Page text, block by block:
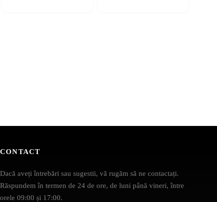
CONTACT
Dacă aveți întrebări sau sugestii, vă rugăm să ne contactați.
Răspundem în termen de 24 de ore, de luni până vineri, între
orele 09:00 și 17:00.